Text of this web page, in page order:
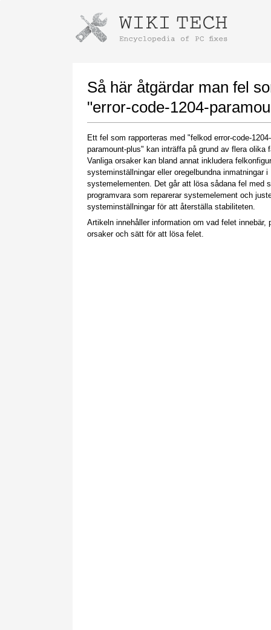
Så här åtgärdar man fel
"error-code-1204-
Ett fel som rapporteras med "felkod error-code-1204-
paramount-plus" kan inträffa på grund av flera olika
Vanliga orsaker kan bland annat inkludera
systeminställningar eller oregelbundna inmatningar i
systemelementen. Det går att lösa sådana fel med
programvara som reparerar systemelement och
systeminställningar för att återställa stabiliteten.
Artikeln innehåller information om vad felet innebär,
orsaker och sätt för att lösa felet.
Instructions for downloading using
Once the download is complete, click on the
downloaded file link